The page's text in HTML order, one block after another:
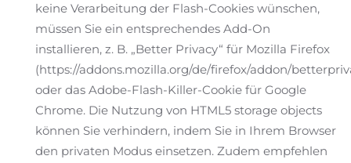
keine Verarbeitung der Flash-Cookies wünschen,
müssen Sie ein entsprechendes Add-On
installieren, z. B. „Better Privacy“ für Mozilla Firefox
(https://addons.mozilla.org/de/firefox/addon/
oder das Adobe-Flash-Killer-Cookie für Google
Chrome. Die Nutzung von HTML5 storage objects
können Sie verhindern, indem Sie in Ihrem Browser
den privaten Modus einsetzen. Zudem empfehlen